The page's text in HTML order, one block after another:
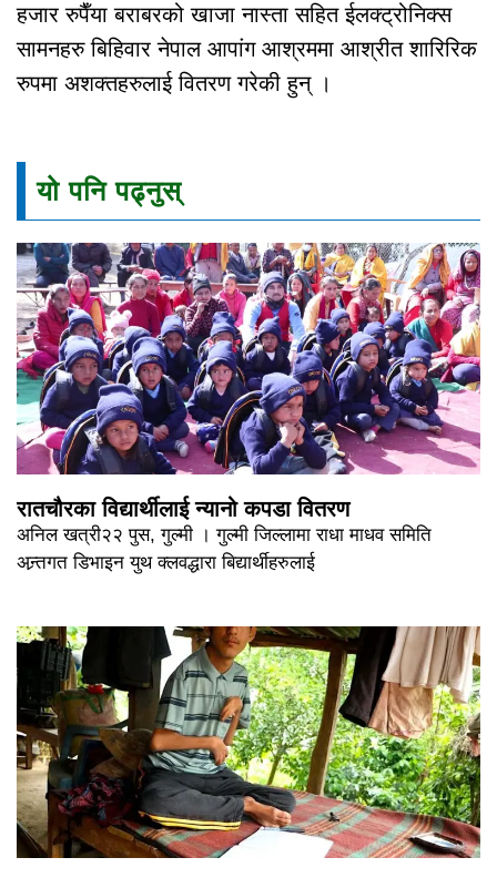
हजार रुपैँया बराबरको खाजा नास्ता सहित ईलक्ट्रोनिक्स
सामनहरु बिहिवार नेपाल आपांग आश्रममा आश्रीत शारिरिक
रुपमा अशक्तहरुलाई वितरण गरेकी हुन् ।
यो पनि पढ्नुस्
रातचौरका विद्यार्थीलाई न्यानो कपडा वितरण
अनिल खत्री२२ पुस, गुल्मी । गुल्मी जिल्लामा राधा माधव समिति
अन्र्तगत डिभाइन युथ क्लवद्धारा बिद्यार्थीहरुलाई